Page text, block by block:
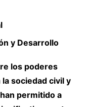
y Desarrollo
los poderes
sociedad civil y
permitido a